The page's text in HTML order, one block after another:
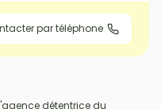
par téléphone
détentrice du